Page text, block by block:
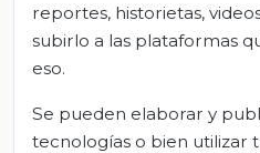
reportes, historietas,
subirlo a las plataformas
eso.
Se pueden elaborar y
tecnologías o bien utilizar